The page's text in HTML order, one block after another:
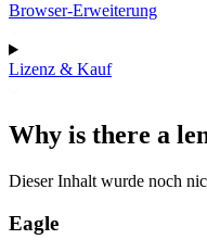
Browser-Erweiterung
Lizenz & Kauf
Why is there a
Dieser Inhalt wurde noch
Eagle